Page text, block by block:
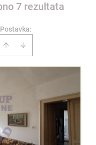
7 rezultata
Postavka: